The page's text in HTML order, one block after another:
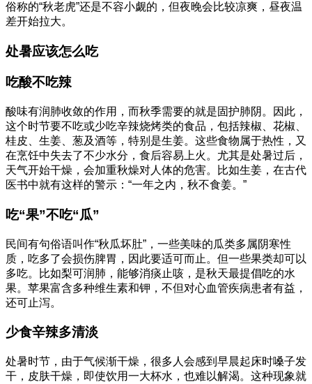
俗称的“秋老虎”还是不容小觑的，但夜晚会比较凉爽，昼夜温
差开始拉大。
处暑应该怎么吃
吃酸不吃辣
酸味有润肺收敛的作用，而秋季需要的就是固护肺阴。因此，
这个时节要不吃或少吃辛辣烧烤类的食品，包括辣椒、花椒、
桂皮、生姜、葱及酒等，特别是生姜。这些食物属于热性，又
在烹饪中失去了不少水分，食后容易上火。尤其是处暑过后，
天气开始干燥，会加重秋燥对人体的危害。比如生姜，在古代
医书中就有这样的警示：“一年之内，秋不食姜。”
吃“果”不吃“瓜”
民间有句俗语叫作“秋瓜坏肚”，一些美味的瓜类多属阴寒性
质，吃多了会损伤脾胃，因此要适可而止。但一些果类却可以
多吃。比如梨可润肺，能够消痰止咳，是秋天最提倡吃的水
果。苹果富含多种维生素和钾，不但对心血管疾病患者有益，
还可止泻。
少食辛辣多清淡
处暑时节，由于气候渐干燥，很多人会感到早晨起床时嗓子发
干，皮肤干燥，即使饮用一大杯水，也难以解渴。这种现象就